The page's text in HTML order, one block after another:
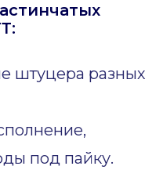
штуцера разных
под пайку.